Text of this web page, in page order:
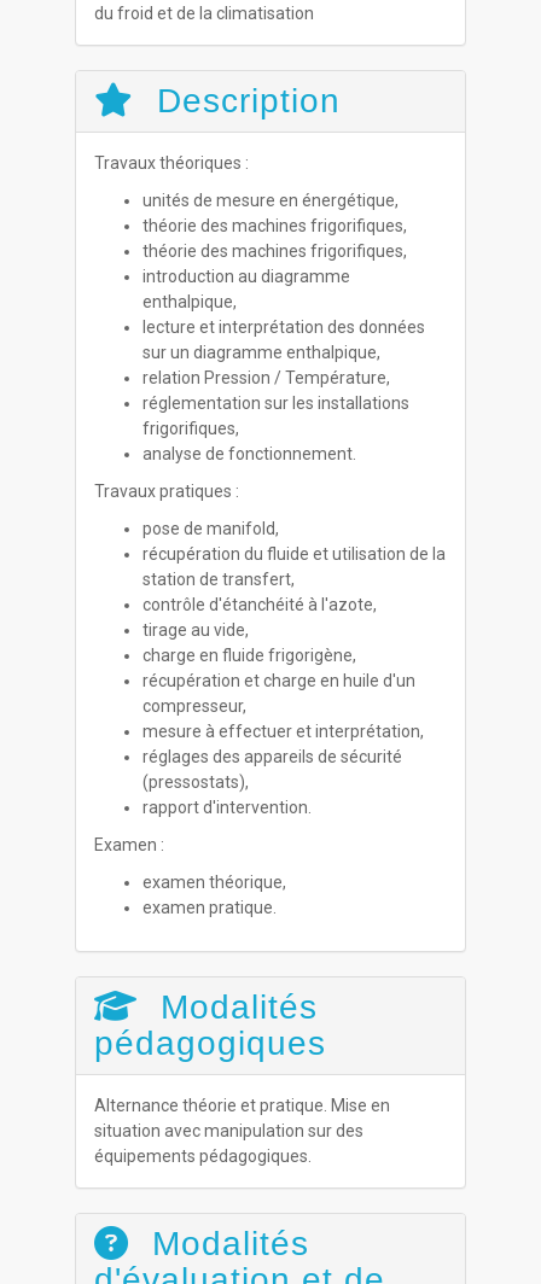
du froid et de la climatisation
Description
Travaux théoriques :
unités de mesure en énergétique,
théorie des machines frigorifiques,
théorie des machines frigorifiques,
introduction au diagramme
enthalpique,
lecture et interprétation des données
sur un diagramme enthalpique,
relation Pression / Température,
réglementation sur les installations
frigorifiques,
analyse de fonctionnement.
Travaux pratiques :
pose de manifold,
récupération du fluide et utilisation de la
station de transfert,
contrôle d'étanchéité à l'azote,
tirage au vide,
charge en fluide frigorigène,
récupération et charge en huile d'un
compresseur,
mesure à effectuer et interprétation,
réglages des appareils de sécurité
(pressostats),
rapport d'intervention.
Examen :
examen théorique,
examen pratique.
Modalités
pédagogiques
Alternance théorie et pratique. Mise en
situation avec manipulation sur des
équipements pédagogiques.
Modalités